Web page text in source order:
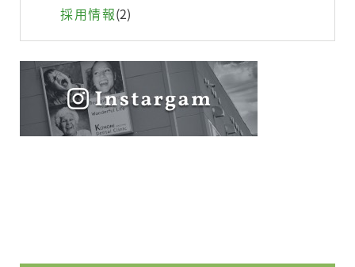
個人情報保護方針
利用規約
採用情報(2)